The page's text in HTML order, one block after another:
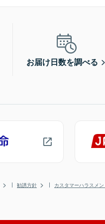
お届け日数を調べる
勧誘方針 カスタマーハラスメ